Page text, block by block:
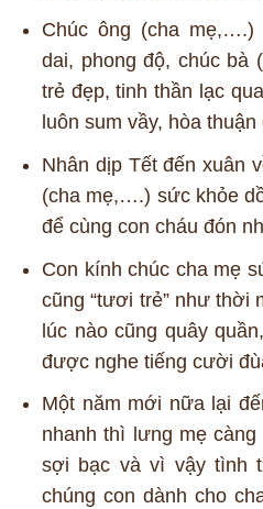
Chúc ông (cha
dai, phong độ, chúc
trẻ đẹp, tinh thần lạc
luôn sum vầy, hòa
Nhân dịp Tết đến xuân
(cha mẹ,….) sức khỏe
để cùng con cháu đón
Con kính chúc cha mẹ
cũng “tươi trẻ” như thời
lúc nào cũng quây
được nghe tiếng cười
Một năm mới nữa lại
nhanh thì lưng mẹ
sợi bạc và vì vậy tình
chúng con dành cho